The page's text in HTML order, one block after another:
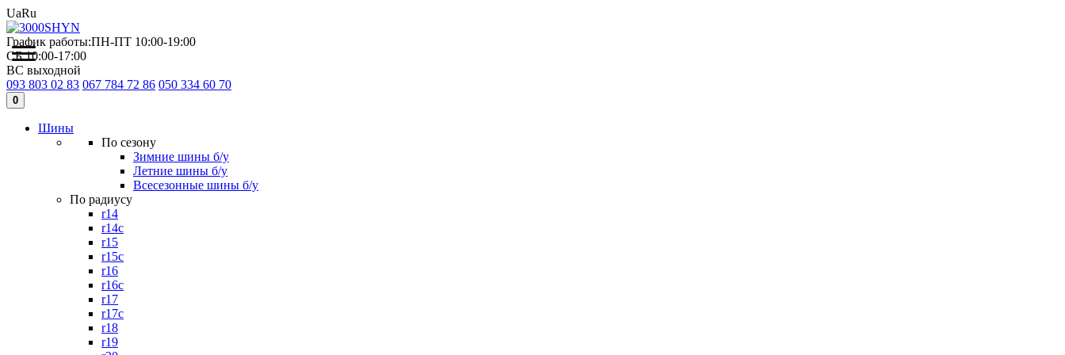
UaRu
График работы:ПН-ПТ 10:00-19:00
СБ 10:00-17:00
ВС выходной
093 803 02 83 067 784 72 86 050 334 60 70
0
Шины
По сезону
Зимние шины б/у
Летние шины б/у
Всесезонные шины б/у
По радиусу
r14
r14c
r15
r15c
r16
r16c
r17
r17c
r18
r19